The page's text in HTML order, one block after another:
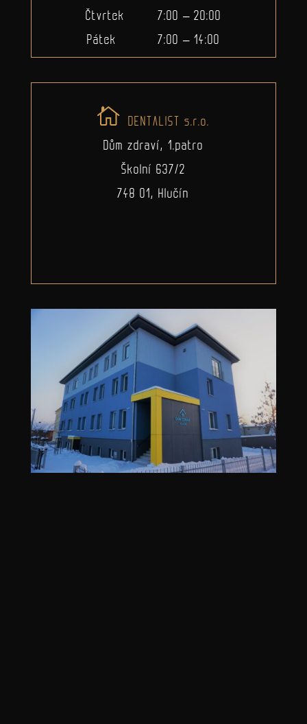
Čtvrtek 7:00 – 20:00
Pátek 7:00 – 14:00
DENTALIST s.r.o.
Dům zdraví, 1.patro
Školní 637/2
748 01, Hlučín